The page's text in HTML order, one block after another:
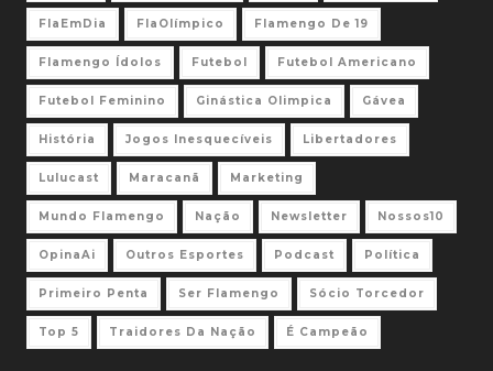
FlaEmDia FlaOlímpico Flamengo De 19
Flamengo Ídolos Futebol Futebol Americano
Futebol Feminino Ginástica Olimpica Gávea
História Jogos Inesquecíveis Libertadores
Lulucast Maracanã Marketing
Mundo Flamengo Nação Newsletter Nossos10
OpinaAi Outros Esportes Podcast Política
Primeiro Penta Ser Flamengo Sócio Torcedor
Top 5 Traidores Da Nação É Campeão